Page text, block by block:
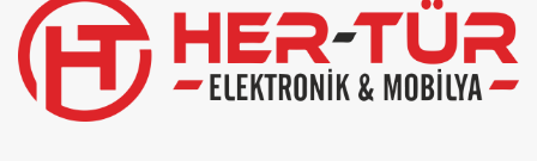
left
blank